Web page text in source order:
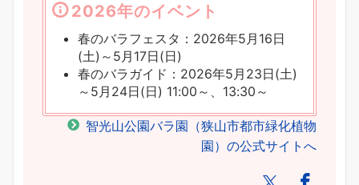
2026年のイベント
春のバラフェスタ：2026年5月16日
(土)～5月17日(日)
春のバラガイド：2026年5月23日(土)
～5月24日(日) 11:00～、13:30～
智光山公園バラ園（狭山市都市緑化植物
園）の公式サイトへ